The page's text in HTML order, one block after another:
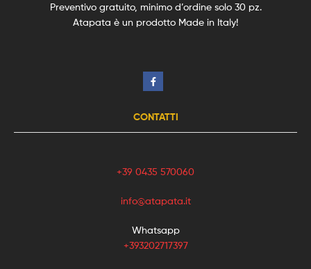
Preventivo gratuito, minimo d’ordine solo 30 pz.
Atapata è un prodotto Made in Italy!
CONTATTI
+39 0435 570060
info@atapata.it
Whatsapp
+393202717397